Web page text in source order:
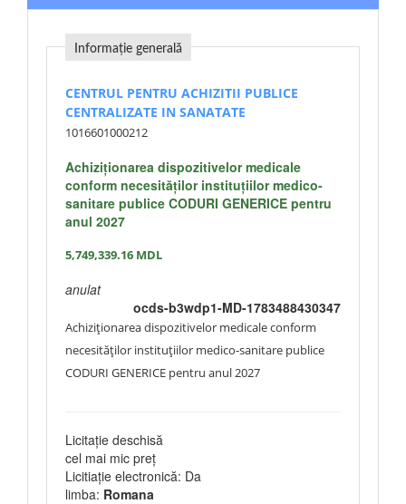
Informație generală
CENTRUL PENTRU ACHIZITII PUBLICE
CENTRALIZATE IN SANATATE
1016601000212
Achiziționarea dispozitivelor medicale
conform necesităților instituțiilor medico-
sanitare publice CODURI GENERICE pentru
anul 2027
5,749,339.16 MDL
anulat
ocds-b3wdp1-MD-1783488430347
Achiziționarea dispozitivelor medicale conform
necesităților instituțiilor medico-sanitare publice
CODURI GENERICE pentru anul 2027
Licitație deschisă
cel mai mic preț
Licitiație electronică: Da
limba: Romana